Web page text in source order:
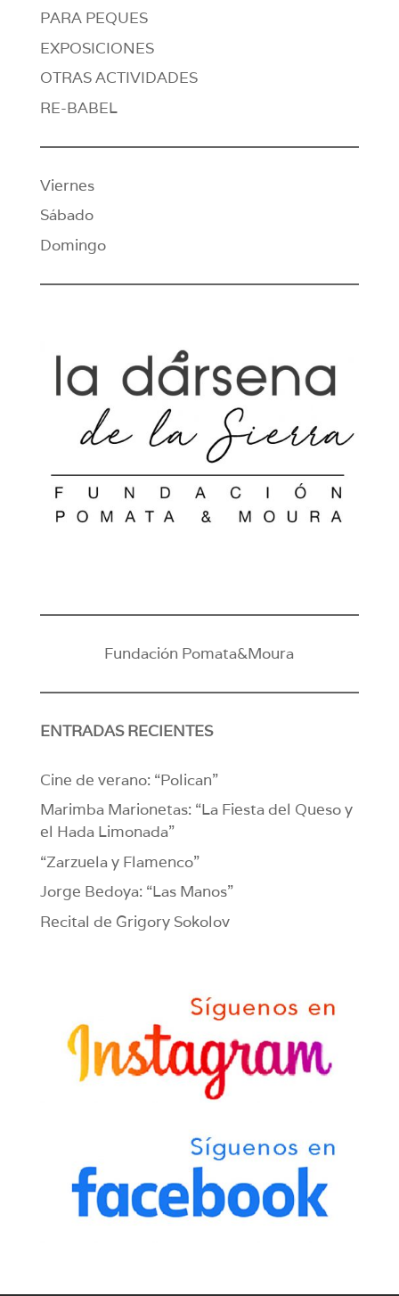
PARA PEQUES
EXPOSICIONES
OTRAS ACTIVIDADES
RE-BABEL
Viernes
Sábado
Domingo
Fundación Pomata&Moura
ENTRADAS RECIENTES
Cine de verano: “Polican”
Marimba Marionetas: “La Fiesta del Queso y
el Hada Limonada”
“Zarzuela y Flamenco”
Jorge Bedoya: “Las Manos”
Recital de Grigory Sokolov